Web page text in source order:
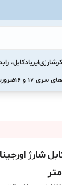
ایرپادکابل،